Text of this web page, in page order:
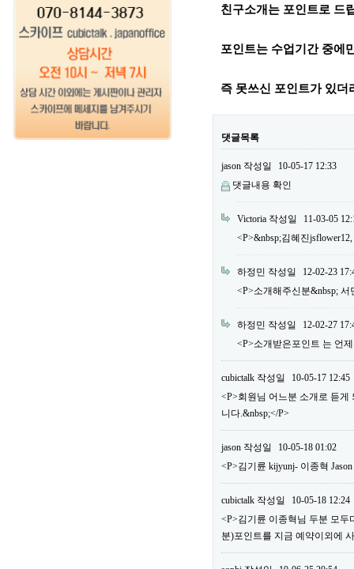
친구소개는 포인트로 드
포인트는 수업기간 중에
즉 못쓰신 포인트가 있더
댓글목록
jason 작성일
10-05-17 12:33
댓글내용 확인
Victoria 작성일
11-03-05
<P>&nbsp;김혜진
하정민 작성일
12-02-23
<P>소개해주신분&nbsp; 서
하정민 작성일
12-02-27
<P>소개받은포인트 는 언
cubictalk 작성일
10-05-17 12:45
<P>회원님 어느분 소개로 듣
니다.&nbsp;</P>
jason 작성일
10-05-18 01:02
<P>김기륜 kijyunj- 이종혁
cubictalk 작성일
10-05-18 12:24
<P>김기륜 이종혁님 두분 모두
분)포인트를 지금 예약이외에